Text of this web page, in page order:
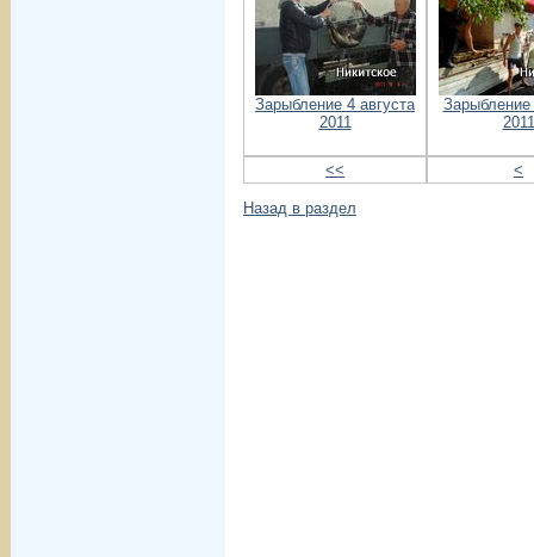
Зарыбление 4 августа
2011
2011
<< <
Назад в раздел